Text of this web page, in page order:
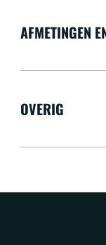
AFMETINGEN
OVERIG